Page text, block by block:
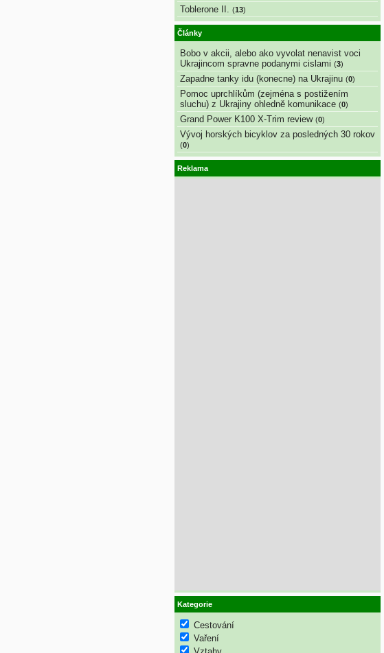
Toblerone II. (13)
Články
Bobo v akcii, alebo ako vyvolat nenavist voci
Ukrajincom spravne podanymi cislami (3)
Zapadne tanky idu (konecne) na Ukrajinu (0)
Pomoc uprchlíkům (zejména s postižením
sluchu) z Ukrajiny ohledně komunikace (0)
Grand Power K100 X-Trim review (0)
Vývoj horských bicyklov za posledných 30 rokov
(0)
Reklama
Kategorie
Cestování
Vaření